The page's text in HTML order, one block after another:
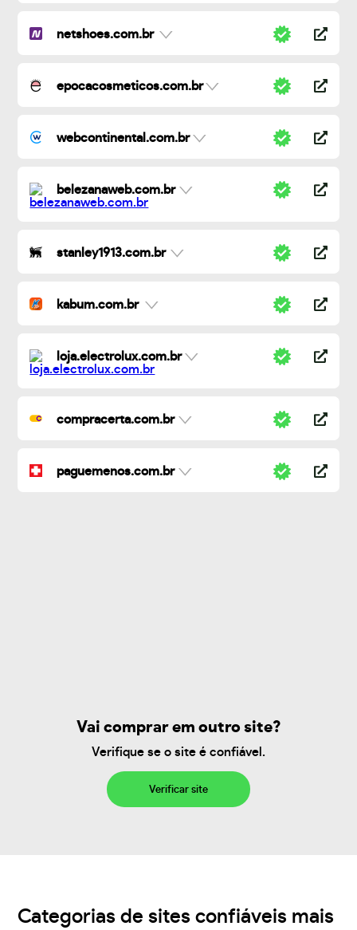
netshoes.com.br
epocacosmeticos.com.br
webcontinental.com.br
belezanaweb.com.br
stanley1913.com.br
kabum.com.br
loja.electrolux.com.br
compracerta.com.br
paguemenos.com.br
Vai comprar em outro site?
Verifique se o site é confiável.
Verificar site
Categorias de sites confiáveis mais